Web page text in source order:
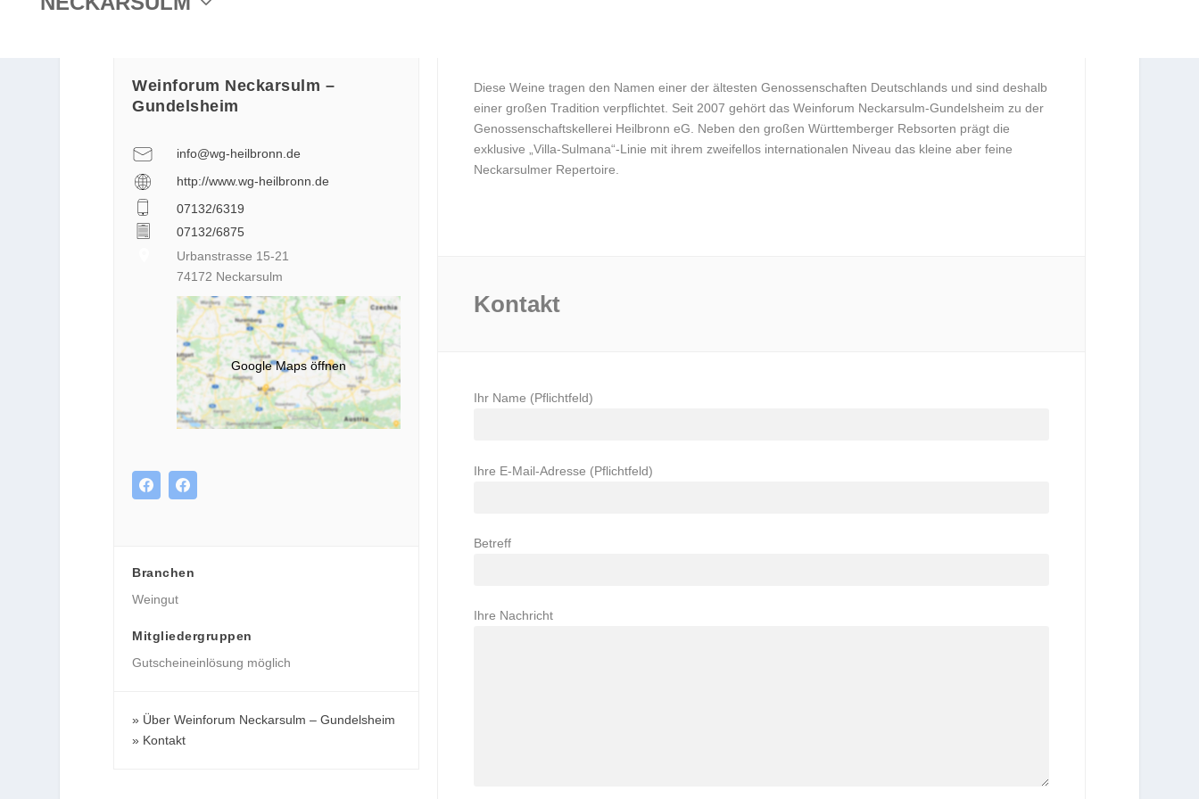
Weinforum Neckarsulm –
Gundelsheim
info@wg-heilbronn.de
http://www.wg-heilbronn.de
07132/6319
07132/6875
Urbanstrasse 15-21
74172 Neckarsulm
Google Maps öffnen
Branchen
Weingut
Mitgliedergruppen
Gutscheineinlösung möglich
Über Weinforum Neckarsulm – Gundelsheim
Kontakt
Diese Weine tragen den Namen einer der ältesten Genossenschaften Deutschlands und sind deshalb
einer großen Tradition verpflichtet. Seit 2007 gehört das Weinforum Neckarsulm-Gundelsheim zu der
Genossenschaftskellerei Heilbronn eG. Neben den großen Württemberger Rebsorten prägt die
exklusive „Villa-Sulmana“-Linie mit ihrem zweifellos internationalen Niveau das kleine aber feine
Neckarsulmer Repertoire.
Kontakt
Ihr Name (Pflichtfeld)
Ihre E-Mail-Adresse (Pflichtfeld)
Betreff
Ihre Nachricht